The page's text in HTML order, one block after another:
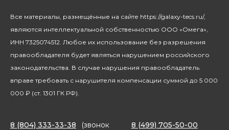
Посуда
Благотворительность
Все материалы, размещённые на сайте https://galaxy-tecs.ru/,
являются интеллектуальной собственностью ООО «Омега»,
ИНН 7325074512. Любое их использование без разрешения
правообладателя будет являться нарушением российского
законодательства. В случае нарушения правообладатель
вправе требовать с нарушителя компенсации суммой до 5 000
000 ₽ (ст. 1301 ГК РФ).
8 (804) 333-33-38
(звонок
8 (499) 705-50-00